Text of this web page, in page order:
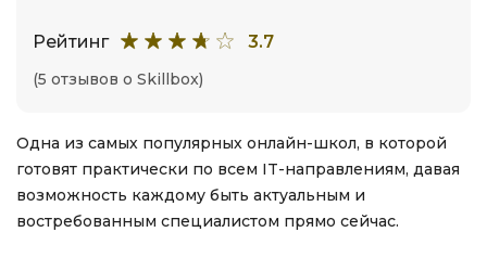
Рейтинг 3.7
(5 отзывов о Skillbox)
Одна из самых популярных онлайн-школ, в которой
готовят практически по всем IT-направлениям, давая
возможность каждому быть актуальным и
востребованным специалистом прямо сейчас.